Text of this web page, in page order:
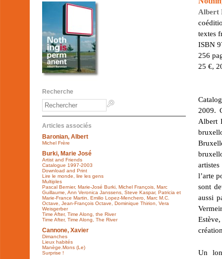
Recherche
Articles associés
Baronian, Albert
Michel Frère
Burki, Marie José
Artist and Friends
Catalogue 1997-2003
Download and Print
Lire le monde, lire les gens
Multiples
Pascal Bernier, Marie-José Burki, Michel François, Marc
Guillaume, Ann Veronica Janssens, Steve Kaspar, Patricia et
Marie-France Martin, Emilio Lopez-Menchero, Marc M.C.
Octave, Jean-François Octave, Dominique Thirion, Vera
Weisgerber
Time After, Time Along, the River
Time After, Time Along, The River
Cannone, Xavier
Dimanches
Lieux habités
Manège.Mons (Le)
Surprise !
Albert
textes
ISBN
256
25 €,
2009.
Albert
l’arte
sont
aussi
Un